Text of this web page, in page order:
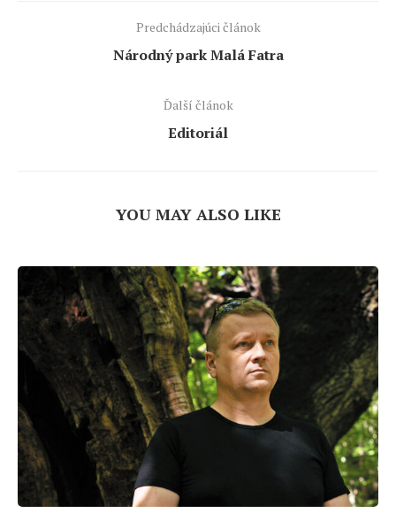
Predchádzajúci článok
Národný park Malá Fatra
Ďalší článok
Editoriál
YOU MAY ALSO LIKE